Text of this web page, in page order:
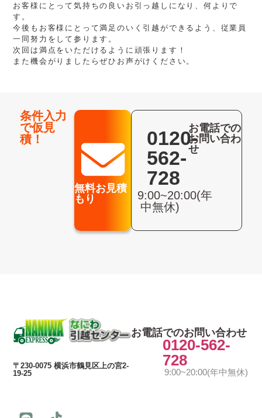
お客様にとって気持ちの良いお引っ越しになり、何よりで
す。
今後もお客様にとって満足のいく引越ができるよう、従業員
一同努力をして参ります。
次回は満点をいただけるように頑張ります！
また機会がりましたらぜひお声がけください。
条件入力
で仮見
積！
無料お見積
もり
0120-
562-
728
9:00~20:00(年
中無休)
お電話での
お問い合わ
せ
〒230-0075 横浜市鶴見区上の宮2-
19-25
お電話でのお問い合わせ
0120-562-
728
9:00~20:00(年中無休)